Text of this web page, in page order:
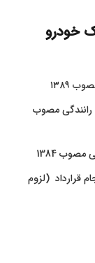
خودرو
رانندگی مصوب
قرارداد (لزوم